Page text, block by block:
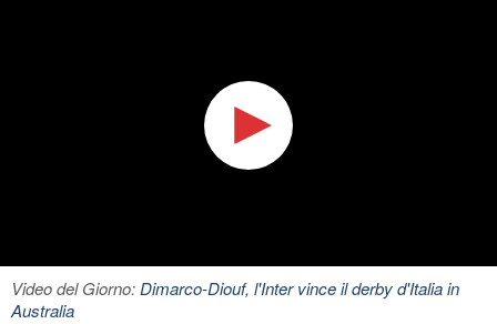
Video del Giorno:Dimarco-Diouf, l'Inter vince il derby d'Italia in
Australia